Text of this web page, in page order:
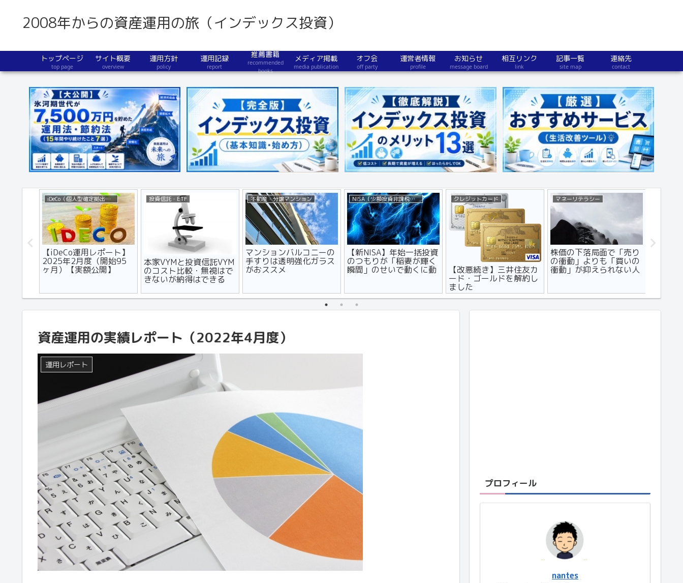
2008年からの資産運用の旅（インデックス投資）
トップページ
top page
サイト概要
overview
運用方針
policy
運用記録
report
推薦書籍
recommended
books
メディア掲載
media publication
オフ会
off party
運営者情報
profile
お知らせ
message board
相互リンク
link
記事一覧
site map
連絡先
contact
iDeCo（個人型確定拠出年金）
【iDeCo運用レポート】
2025年2月度（開始95
ヶ月）【実額公開】
投資信託・ETF
本家VYMと投資信託VYM
のコスト比較・無視はで
きないが納得はできる
不動産・分譲マンション
マンションバルコニーの
手すりは透明強化ガラス
がおススメ
NISA（少額投資非課税制度）
【新NISA】年始一括投資
のつもりが「稲妻が輝く
瞬間」のせいで動くに動
クレジットカード
【改悪続き】三井住友カ
ード・ゴールドを解約し
ました
マネーリテラシー
株価の下落局面で「売り
の衝動」よりも「買いの
衝動」が抑えられない人
資産運用の実績レポート（2022年4月度）
運用レポート
プロフィール
nantes